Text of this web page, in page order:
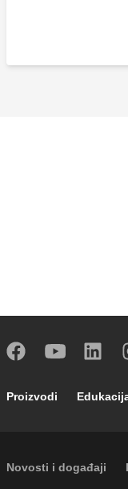
Footer main
Proizvodi
Footer
Novosti i događaji